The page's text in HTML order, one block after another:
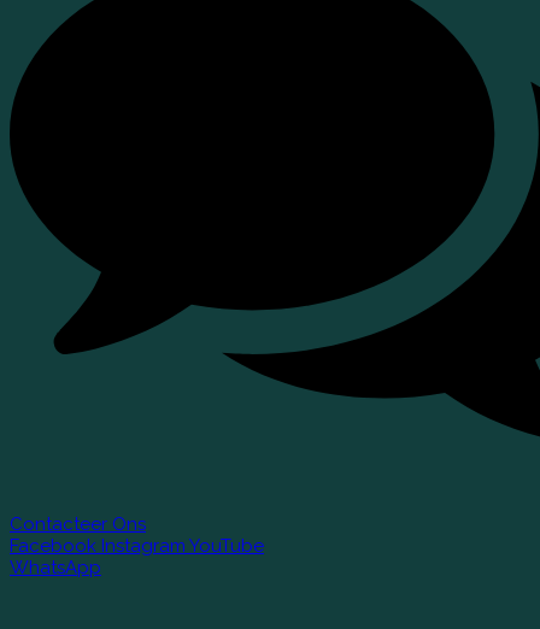
Contacteer Ons
Facebook Instagram YouTube
WhatsApp